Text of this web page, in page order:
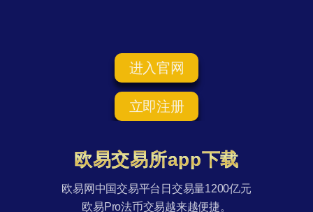
进入官网
立即注册
欧易交易所app下载
欧易网中国交易平台日交易量1200亿元
欧易Pro法币交易越来越便捷。